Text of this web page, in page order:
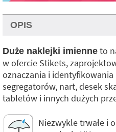
OPIS
Duże naklejki imienne to
w ofercie Stikets,
oznaczania i identyfikowania
segregatorów, nart, desek
tabletów i innych dużych
Niezwykle trwałe i